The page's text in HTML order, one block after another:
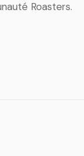
Roasters.